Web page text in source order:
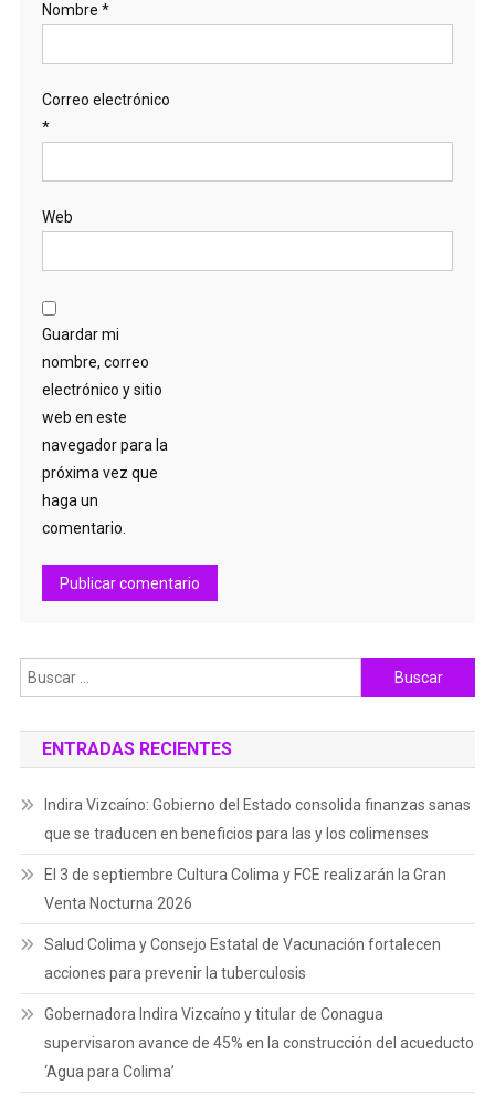
Nombre *
Correo electrónico
*
Web
Guardar mi
nombre, correo
electrónico y sitio
web en este
navegador para la
próxima vez que
haga un
comentario.
Buscar:
ENTRADAS RECIENTES
Indira Vizcaíno: Gobierno del Estado consolida finanzas sanas
que se traducen en beneficios para las y los colimenses
El 3 de septiembre Cultura Colima y FCE realizarán la Gran
Venta Nocturna 2026
Salud Colima y Consejo Estatal de Vacunación fortalecen
acciones para prevenir la tuberculosis
Gobernadora Indira Vizcaíno y titular de Conagua
supervisaron avance de 45% en la construcción del acueducto
‘Agua para Colima’